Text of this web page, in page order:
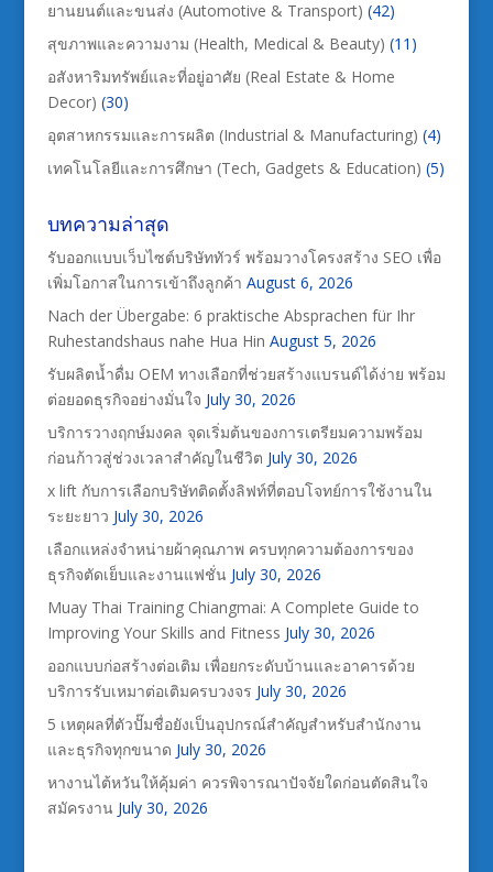
ยานยนต์และขนส่ง (Automotive & Transport) (42)
สุขภาพและความงาม (Health, Medical & Beauty) (11)
อสังหาริมทรัพย์และที่อยู่อาศัย (Real Estate & Home
Decor) (30)
อุตสาหกรรมและการผลิต (Industrial & Manufacturing) (4)
เทคโนโลยีและการศึกษา (Tech, Gadgets & Education) (5)
บทความล่าสุด
รับออกแบบเว็บไซต์บริษัททัวร์ พร้อมวางโครงสร้าง SEO เพื่อ
เพิ่มโอกาสในการเข้าถึงลูกค้า August 6, 2026
Nach der Übergabe: 6 praktische Absprachen für Ihr
Ruhestandshaus nahe Hua Hin August 5, 2026
รับผลิตน้ำดื่ม OEM ทางเลือกที่ช่วยสร้างแบรนด์ได้ง่าย พร้อม
ต่อยอดธุรกิจอย่างมั่นใจ July 30, 2026
บริการวางฤกษ์มงคล จุดเริ่มต้นของการเตรียมความพร้อม
ก่อนก้าวสู่ช่วงเวลาสำคัญในชีวิต July 30, 2026
x lift กับการเลือกบริษัทติดตั้งลิฟท์ที่ตอบโจทย์การใช้งานใน
ระยะยาว July 30, 2026
เลือกแหล่งจำหน่ายผ้าคุณภาพ ครบทุกความต้องการของ
ธุรกิจตัดเย็บและงานแฟชั่น July 30, 2026
Muay Thai Training Chiangmai: A Complete Guide to
Improving Your Skills and Fitness July 30, 2026
ออกแบบก่อสร้างต่อเติม เพื่อยกระดับบ้านและอาคารด้วย
บริการรับเหมาต่อเติมครบวงจร July 30, 2026
5 เหตุผลที่ตัวปั๊มชื่อยังเป็นอุปกรณ์สำคัญสำหรับสำนักงาน
และธุรกิจทุกขนาด July 30, 2026
หางานไต้หวันให้คุ้มค่า ควรพิจารณาปัจจัยใดก่อนตัดสินใจ
สมัครงาน July 30, 2026